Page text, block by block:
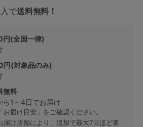
で送料無料！
(全国一律)
円(対象品のみ)
無料
ら1～4日でお届け
届け目安」をご確認ください。
届け店舗により、追加で最大7日ほど要